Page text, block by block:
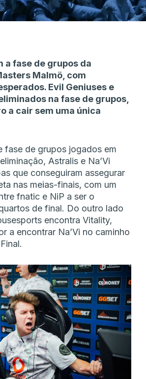
a fase de grupos da
Malmö, com
Evil Geniuses e
na fase de grupos,
a cair sem uma única
fase de grupos jogados em
Astralis e Na’Vi
que conseguiram assegurar
nas meias-finais, com um
fnatic e NiP a ser o
de final. Do outro lado
encontra Vitality,
a encontrar Na’Vi no caminho